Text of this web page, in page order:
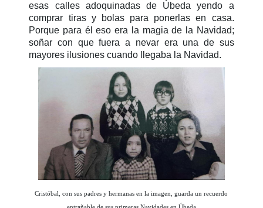
esas calles adoquinadas de Úbeda yendo a
comprar tiras y bolas para ponerlas en casa.
Porque para él eso era la magia de la Navidad;
soñar con que fuera a nevar era una de sus
mayores ilusiones cuando llegaba la Navidad.
Cristóbal, con sus padres y hermanas en la imagen, guarda un recuerdo